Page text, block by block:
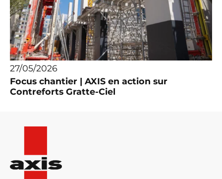
27/05/2026
Focus chantier | AXIS en action sur
Contreforts Gratte-Ciel